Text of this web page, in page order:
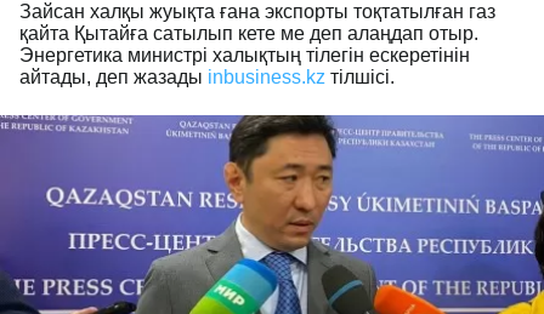
Зайсан халқы жуықта ғана экспорты тоқтатылған газ
қайта Қытайға сатылып кете ме деп алаңдап отыр.
Энергетика министрі халықтың тілегін ескеретінін
айтады, деп жазады inbusiness.kz тілшісі.